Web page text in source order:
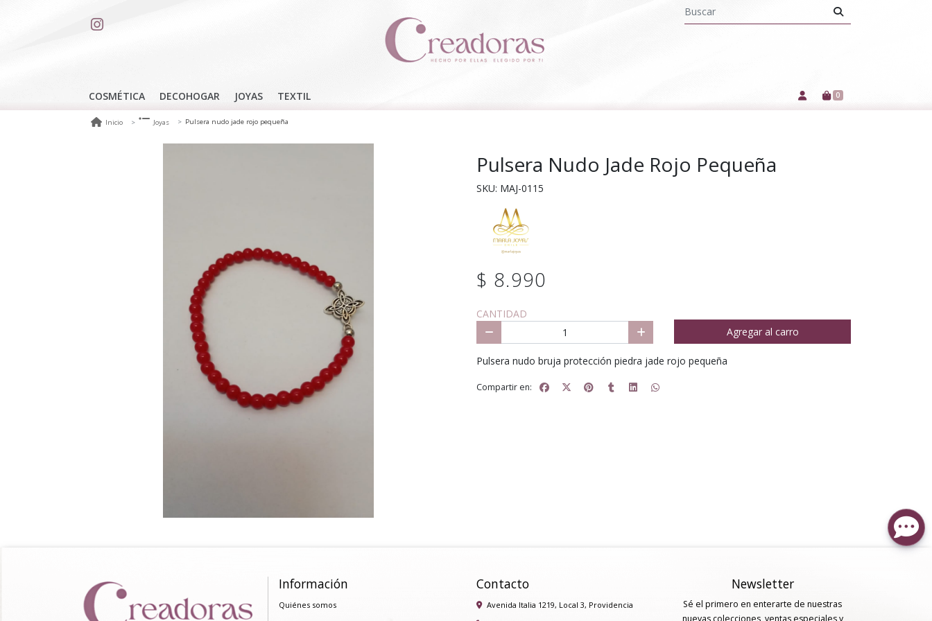
COSMÉTICA DECOHOGAR JOYAS TEXTIL 0
Inicio Joyas Pulsera nudo jade rojo pequeña
Pulsera Nudo Jade Rojo Pequeña
SKU: MAJ-0115
$ 8.990
CANTIDAD
Agregar al carro
Pulsera nudo bruja protección piedra jade rojo pequeña
Compartir en:
Información
Quiénes somos
Contacto
Avenida Italia 1219, Local 3, Providencia
Newsletter
Sé el primero en enterarte de nuestras
nuevas colecciones, ventas especiales y